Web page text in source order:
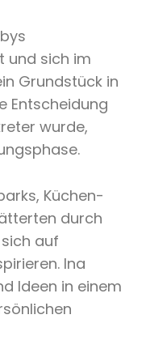
und sich im
Grundstück in
Entscheidung
wurde,
Küchen-
durch
auf
Ina
Ideen in einem